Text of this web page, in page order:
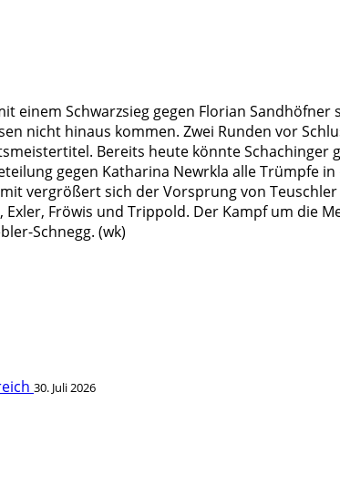
einem Schwarzsieg gegen Florian Sandhöfner
nicht hinaus kommen. Zwei Runden vor
Bereits heute könnte Schachinger
gegen Katharina Newrkla alle Trümpfe
vergrößert sich der Vorsprung von
Fröwis und Trippold. Der Kampf um die
Schnegg. (wk)
30. Juli 2026